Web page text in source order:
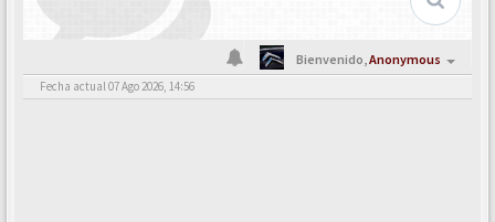
Bienvenido,Anonymous
Fecha actual 07 Ago 2026, 14:56